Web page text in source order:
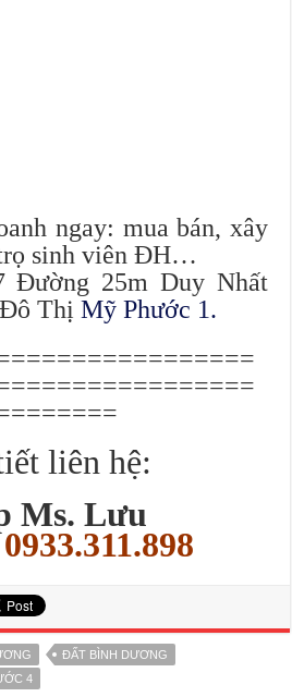
ngay: mua bán, xây
sinh viên ĐH…
Đường 25m Duy Nhất
Đô ThịMỹ Phước 1.
liên hệ:
Ms. Lưu
0933.311.898
ĐẤT BÌNH DƯƠNG
4